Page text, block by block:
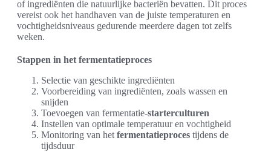
of ingrediënten die natuurlijke bacteriën bevatten. Dit proces
vereist ook het handhaven van de juiste temperaturen en
vochtigheidsniveaus gedurende meerdere dagen tot zelfs
weken.
Stappen in het fermentatieproces
Selectie van geschikte ingrediënten
Voorbereiding van ingrediënten, zoals wassen en
snijden
Toevoegen van fermentatie-starterculturen
Instellen van optimale temperatuur en vochtigheid
Monitoring van het fermentatieproces tijdens de
tijdsduur